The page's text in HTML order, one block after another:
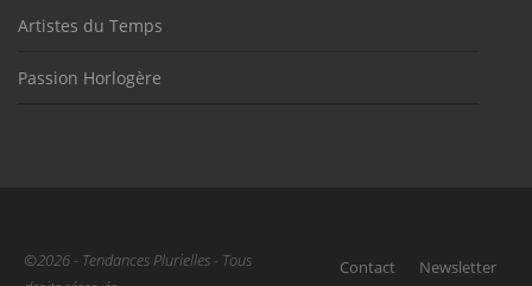
Artistes du Temps
Passion Horlogère
©2026 - Tendances Plurielles - Tous
Contact Newsletter